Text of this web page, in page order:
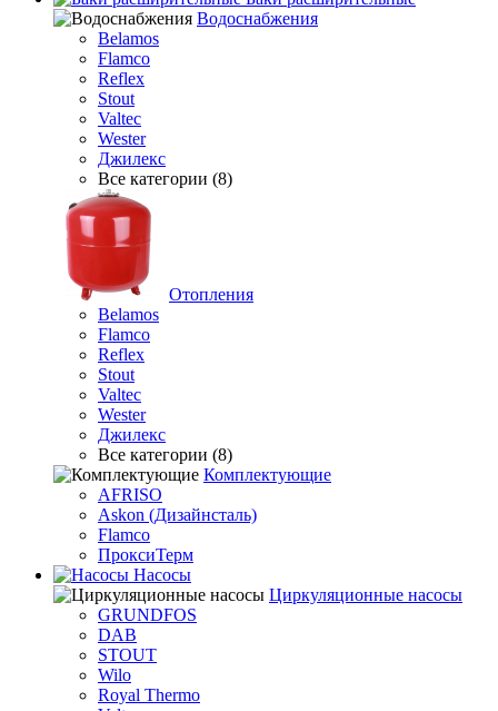
Водоснабжения
Belamos
Flamco
Reflex
Stout
Valtec
Wester
Джилекс
Все категории (8)
Отопления
Belamos
Flamco
Reflex
Stout
Valtec
Wester
Джилекс
Все категории (8)
Комплектующие
AFRISO
Askon (Дизайнсталь)
Flamco
ПроксиТерм
Насосы
Циркуляционные насосы
GRUNDFOS
DAB
STOUT
Wilo
Royal Thermo